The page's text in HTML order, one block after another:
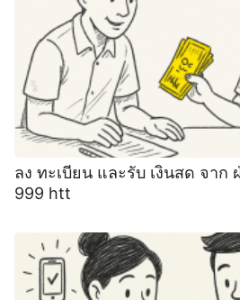
ลง ทะเบียน และรับ เงินสด จาก
999 htt